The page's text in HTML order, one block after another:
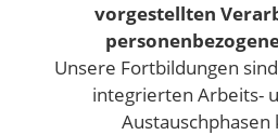
vorgestellten
Unsere Fortbildungen
integrierten Arbeits-